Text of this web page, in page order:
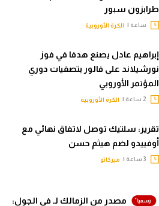
طرابزون سبور
ساعة | الكرة الأوروبية
إبراهيم عادل يصنع هدفا في فوز
نورشيلاند على فالور بتصفيات دوري
المؤتمر الأوروبي
الكرة الأوروبية
تقرير: سلتيك توصل لاتفاق نهائي مع
أوفييدو لضم هيثم حسن
ميركاتو
مصدر من الزمالك لـ في الجول: